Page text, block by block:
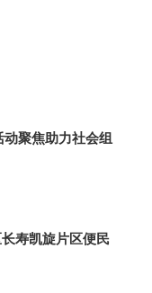
聚焦助力社会组
寿凯旋片区便民